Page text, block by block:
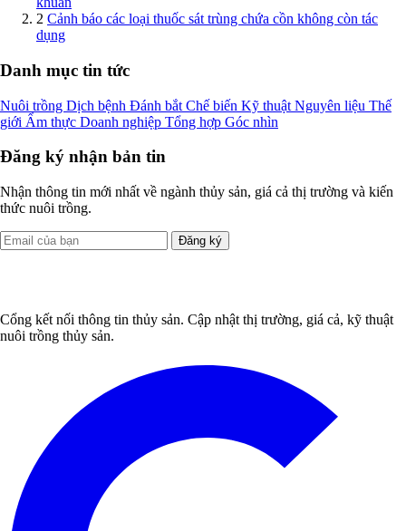
2 Cảnh báo các loại thuốc sát trùng chứa cồn không còn tác
dụng
Danh mục tin tức
Nuôi trồng Dịch bệnh Đánh bắt Chế biến Kỹ thuật Nguyên liệu Thế
giới Ẩm thực Doanh nghiệp Tổng hợp Góc nhìn
Đăng ký nhận bản tin
Nhận thông tin mới nhất về ngành thủy sản, giá cả thị trường và kiến
thức nuôi trồng.
Đăng ký
Cổng kết nối thông tin thủy sản. Cập nhật thị trường, giá cả, kỹ thuật
nuôi trồng thủy sản.